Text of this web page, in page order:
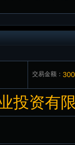
交易金额：
投资有